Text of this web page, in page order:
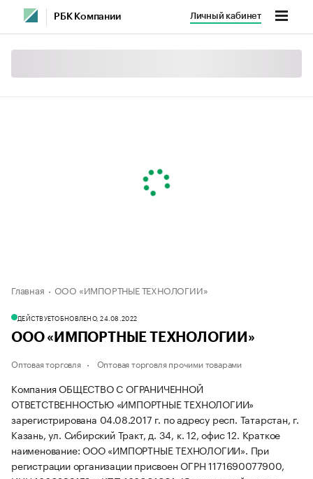
РБК Компании Личный кабинет
Главная ООО «ИМПОРТНЫЕ ТЕХНОЛОГИИ»
ДЕЙСТВУЕТОБНОВЛЕНО, 24.08.2022
ООО «ИМПОРТНЫЕ ТЕХНОЛОГИИ»
Оптовая торговля Оптовая торговля прочими товарами
Компания ОБЩЕСТВО С ОГРАНИЧЕННОЙ
ОТВЕТСТВЕННОСТЬЮ «ИМПОРТНЫЕ ТЕХНОЛОГИИ»
зарегистрирована 04.08.2017 г. по адресу респ. Татарстан, г.
Казань, ул. Сибирский Тракт, д. 34, к. 12, офис 12. Краткое
наименование: ООО «ИМПОРТНЫЕ ТЕХНОЛОГИИ». При
регистрации организации присвоен ОГРН 1171690077900,